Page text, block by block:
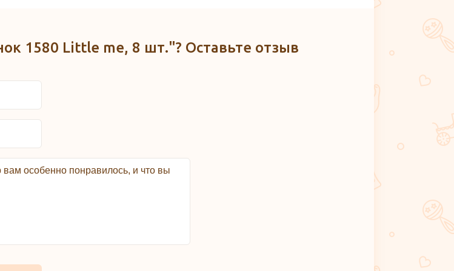
1580 Little me, 8 шт."? Оставьте отзыв